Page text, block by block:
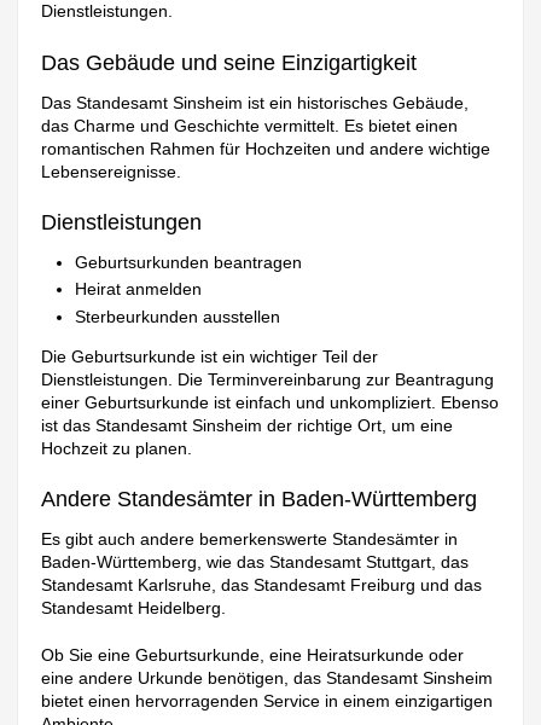
Dienstleistungen.
Das Gebäude und seine Einzigartigkeit
Das Standesamt Sinsheim ist ein historisches Gebäude,
das Charme und Geschichte vermittelt. Es bietet einen
romantischen Rahmen für Hochzeiten und andere wichtige
Lebensereignisse.
Dienstleistungen
Geburtsurkunden beantragen
Heirat anmelden
Sterbeurkunden ausstellen
Die Geburtsurkunde ist ein wichtiger Teil der
Dienstleistungen. Die Terminvereinbarung zur Beantragung
einer Geburtsurkunde ist einfach und unkompliziert. Ebenso
ist das Standesamt Sinsheim der richtige Ort, um eine
Hochzeit zu planen.
Andere Standesämter in Baden-Württemberg
Es gibt auch andere bemerkenswerte Standesämter in
Baden-Württemberg, wie das Standesamt Stuttgart, das
Standesamt Karlsruhe, das Standesamt Freiburg und das
Standesamt Heidelberg.
Ob Sie eine Geburtsurkunde, eine Heiratsurkunde oder
eine andere Urkunde benötigen, das Standesamt Sinsheim
bietet einen hervorragenden Service in einem einzigartigen